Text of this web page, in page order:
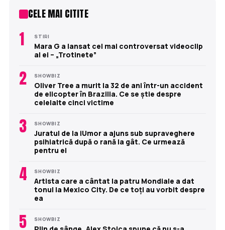
CELE MAI CITITE
1 STIRI
Mara G a lansat cel mai controversat videoclip
al ei – „Trotinete”
2 SHOWBIZ
Oliver Tree a murit la 32 de ani într-un accident
de elicopter în Brazilia. Ce se știe despre
celelalte cinci victime
3 SHOWBIZ
Juratul de la iUmor a ajuns sub supraveghere
psihiatrică după o rană la gât. Ce urmează
pentru el
4 SHOWBIZ
Artista care a cântat la patru Mondiale a dat
tonul la Mexico City. De ce toți au vorbit despre
ea
5 SHOWBIZ